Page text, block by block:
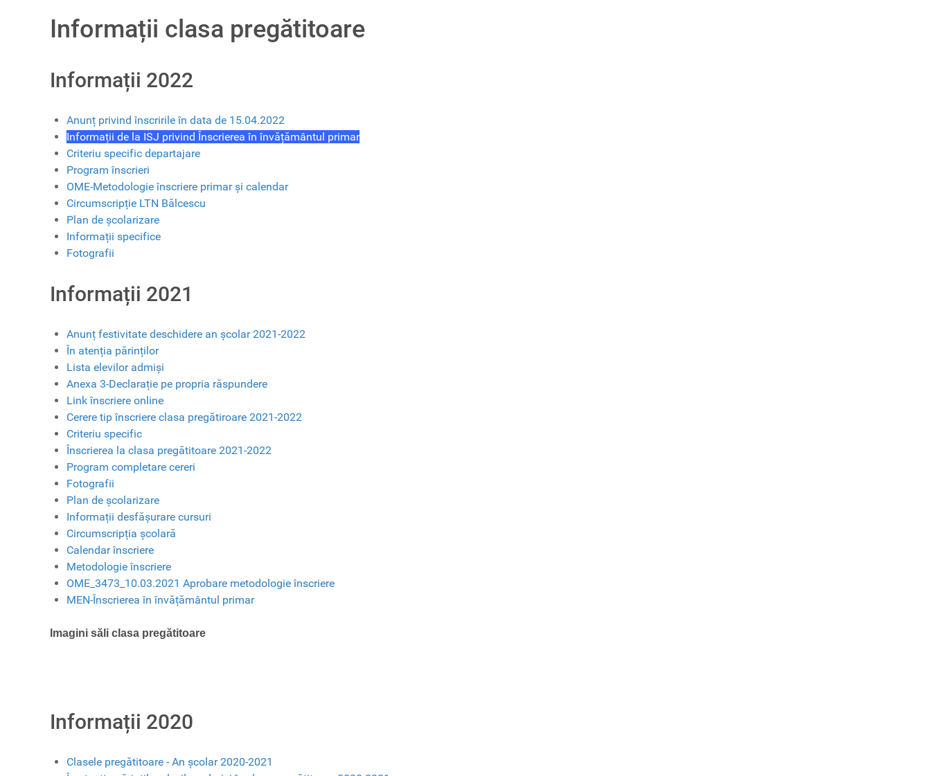
Informații clasa pregătitoare
Informații 2022
Anunț privind înscririle în data de 15.04.2022
Informații de la ISJ privind Înscrierea în învățământul primar
Criteriu specific departajare
Program înscrieri
OME-Metodologie înscriere primar și calendar
Circumscripție LTN Bălcescu
Plan de școlarizare
Informații specifice
Fotografii
Informații 2021
Anunț festivitate deschidere an școlar 2021-2022
În atenția părinților
Lista elevilor admiși
Anexa 3-Declarație pe propria răspundere
Link înscriere online
Cerere tip înscriere clasa pregătiroare 2021-2022
Criteriu specific
Înscrierea la clasa pregătitoare 2021-2022
Program completare cereri
Fotografii
Plan de școlarizare
Informații desfășurare cursuri
Circumscripția școlară
Calendar înscriere
Metodologie înscriere
OME_3473_10.03.2021 Aprobare metodologie înscriere
MEN-Înscrierea în învățământul primar
Imagini săli clasa pregătitoare
Informații 2020
Clasele pregătitoare - An școlar 2020-2021